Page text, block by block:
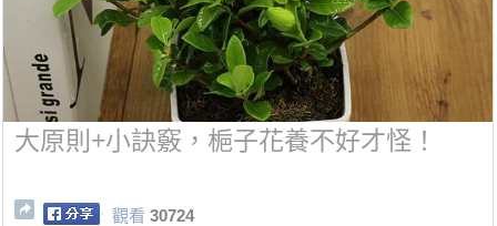
大原則+小訣竅，梔子花養不好才怪！
觀看 30724